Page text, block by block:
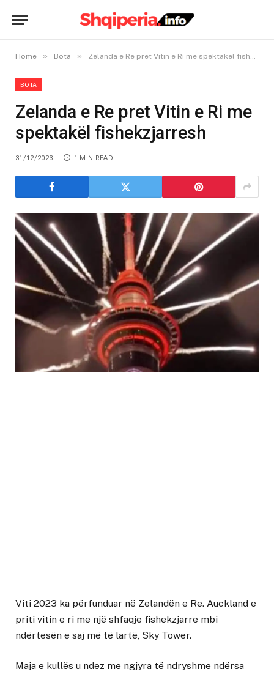
Home » Bota » Zelanda e Re pret Vitin e Ri me spektakël fishekzjarresh
BOTA
Zelanda e Re pret Vitin e Ri me
spektakël fishekzjarresh
31/12/2023 1 MIN READ
Viti 2023 ka përfunduar në Zelandën e Re. Auckland e
priti vitin e ri me një shfaqje fishekzjarre mbi
ndërtesën e saj më të lartë, Sky Tower.
Maja e kullës u ndez me ngjyra të ndryshme ndërsa